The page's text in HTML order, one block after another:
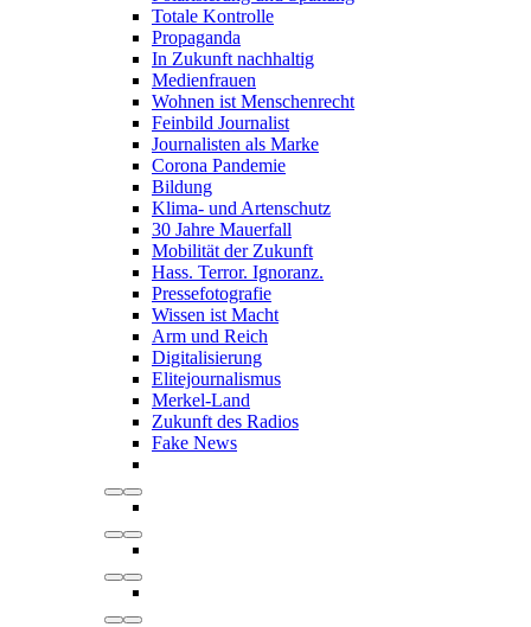
Totale Kontrolle
Propaganda
In Zukunft nachhaltig
Medienfrauen
Wohnen ist Menschenrecht
Feinbild Journalist
Journalisten als Marke
Corona Pandemie
Bildung
Klima- und Artenschutz
30 Jahre Mauerfall
Mobilität der Zukunft
Hass. Terror. Ignoranz.
Pressefotografie
Wissen ist Macht
Arm und Reich
Digitalisierung
Elitejournalismus
Merkel-Land
Zukunft des Radios
Fake News